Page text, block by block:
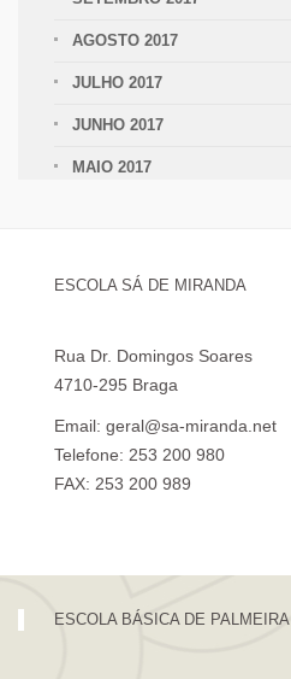
AGOSTO 2017
JULHO 2017
JUNHO 2017
MAIO 2017
ESCOLA SÁ DE MIRANDA
Rua Dr. Domingos Soares
4710-295 Braga
Email: geral@sa-miranda.net
Telefone: 253 200 980
FAX: 253 200 989
ESCOLA BÁSICA DE PALMEIRA